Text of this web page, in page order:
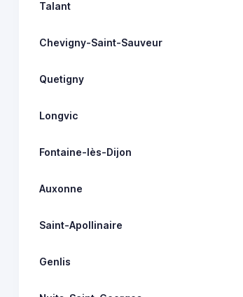
Talant
Chevigny-Saint-Sauveur
Quetigny
Longvic
Fontaine-lès-Dijon
Auxonne
Saint-Apollinaire
Genlis